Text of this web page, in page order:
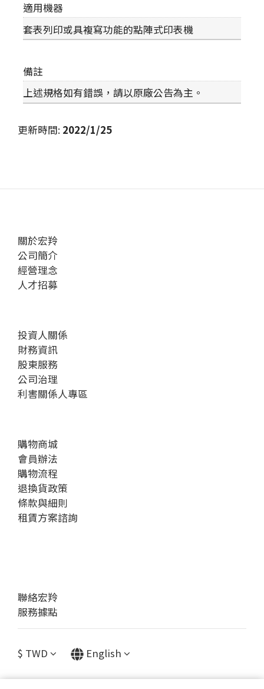
適用機器
套表列印或具複寫功能的點陣式印表機
備註
上述規格如有錯誤，請以原廠公告為主。
更新時間: 2022/1/25
關於宏羚
公司簡介
經營理念
人才招募
投資人關係
財務資訊
股東服務
公司治理
利害關係人專區
購物商城
會員辦法
購物流程
退換貨政策
條款與細則
租賃方案諮詢
聯絡宏羚
服務據點
$ TWD English